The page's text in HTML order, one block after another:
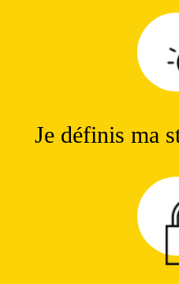
Je définis ma